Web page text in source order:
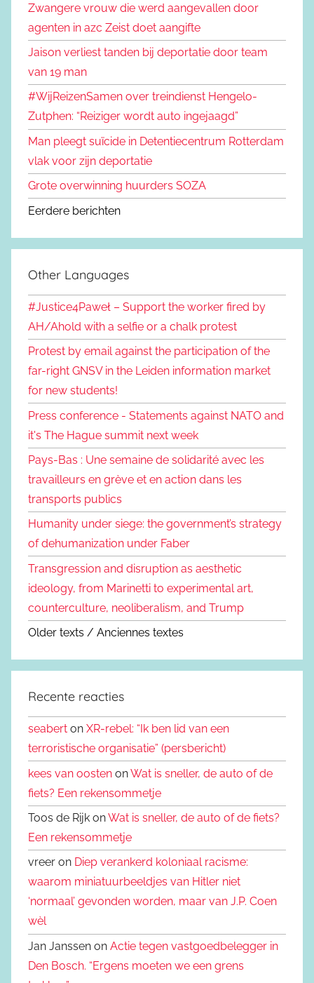
Zwangere vrouw die werd aangevallen door
agenten in azc Zeist doet aangifte
Jaison verliest tanden bij deportatie door team
van 19 man
#WijReizenSamen over treindienst Hengelo-
Zutphen: “Reiziger wordt auto ingejaagd”
Man pleegt suïcide in Detentiecentrum Rotterdam
vlak voor zijn deportatie
Grote overwinning huurders SOZA
Eerdere berichten
Other Languages
#Justice4Paweł – Support the worker fired by
AH/Ahold with a selfie or a chalk protest
Protest by email against the participation of the
far-right GNSV in the Leiden information market
for new students!
Press conference - Statements against NATO and
it's The Hague summit next week
Pays-Bas : Une semaine de solidarité avec les
travailleurs en grève et en action dans les
transports publics
Humanity under siege: the government’s strategy
of dehumanization under Faber
Transgression and disruption as aesthetic
ideology, from Marinetti to experimental art,
counterculture, neoliberalism, and Trump
Older texts / Anciennes textes
Recente reacties
seabert on XR-rebel: “Ik ben lid van een
terroristische organisatie” (persbericht)
kees van oosten onWat is sneller, de auto of de
fiets? Een rekensommetje
Toos de Rijk onWat is sneller, de auto of de fiets?
Een rekensommetje
vreer on Diep verankerd koloniaal racisme:
waarom miniatuurbeeldjes van Hitler niet
‘normaal’ gevonden worden, maar van J.P. Coen
wèl
Jan Janssen on Actie tegen vastgoedbelegger in
Den Bosch. “Ergens moeten we een grens